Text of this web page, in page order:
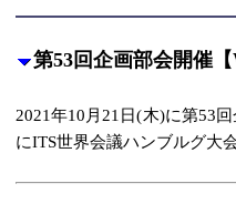
第53回企画部会開催【
2021年10月21日(木)に第53
にITS世界会議ハンブルグ大